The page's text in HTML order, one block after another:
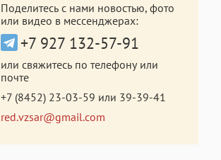
Поделитесь с нами новостью, фото
или видео в мессенджерах:
+7 927 132-57-91
или свяжитесь по телефону или
почте
+7 (8452) 23-03-59 или 39-39-41
red.vzsar@gmail.com